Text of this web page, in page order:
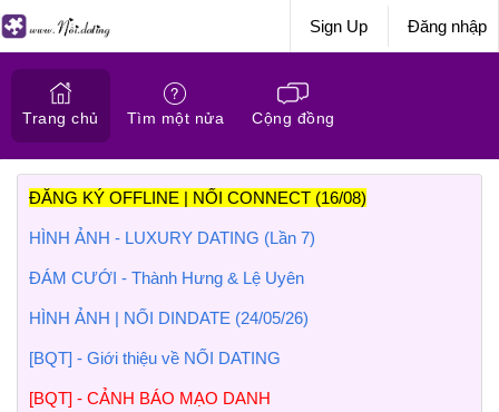
Sign Up Đăng nhập
Trang chủ Tìm một nửa Cộng đồng
ĐĂNG KÝ OFFLINE | NỐI CONNECT (16/08)
HÌNH ẢNH - LUXURY DATING (Lần 7)
ĐÁM CƯỚI - Thành Hưng & Lệ Uyên
HÌNH ẢNH | NỐI DINDATE (24/05/26)
[BQT] - Giới thiệu về NỐI DATING
[BQT] - CẢNH BÁO MẠO DANH